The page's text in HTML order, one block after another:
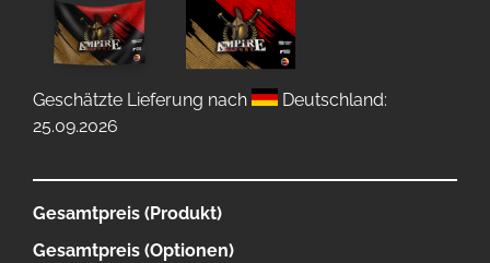
Geschätzte Lieferung nach
Deutschland:
25.09.2026
Gesamtpreis (Produkt)
Gesamtpreis (Optionen)